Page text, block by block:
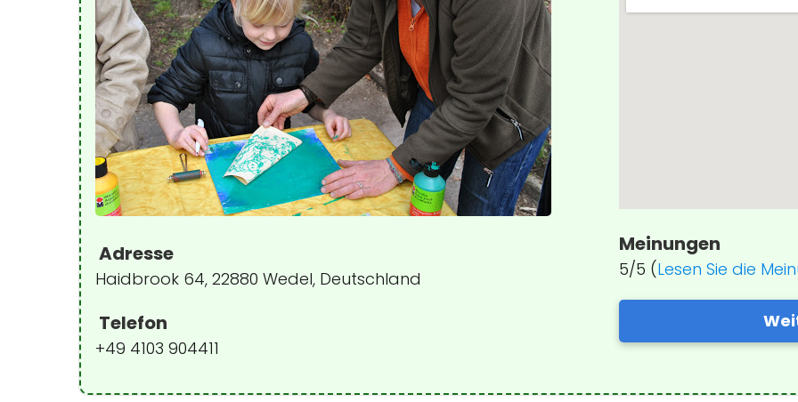
Adresse
Haidbrook 64, 22880 Wedel, Deutschland
Telefon
+49 4103 904411
Meinungen
5/5 (Lesen Sie die